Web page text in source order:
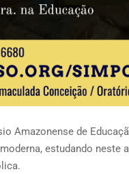
Amazonense de
estudando neste